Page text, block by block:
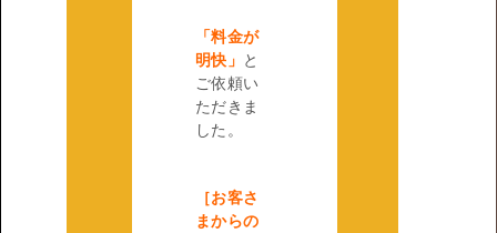
「料金が
明快」 と
ご依頼い
ただきま
した。
［お客さ
まからの